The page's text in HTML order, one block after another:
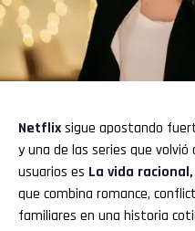
Netflixsigue apostando
y una de las series que
usuarios es La vida racional,
que combina romance,
familiares en una historia